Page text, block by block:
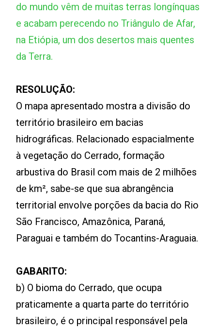
do mundo vêm de muitas terras longínquas
e acabam perecendo no Triângulo de Afar,
na Etiópia, um dos desertos mais quentes
da Terra.
RESOLUÇÃO:
O mapa apresentado mostra a divisão do
território brasileiro em bacias
hidrográficas. Relacionado espacialmente
à vegetação do Cerrado, formação
arbustiva do Brasil com mais de 2 milhões
de km², sabe-se que sua abrangência
territorial envolve porções da bacia do Rio
São Francisco, Amazônica, Paraná,
Paraguai e também do Tocantins-Araguaia.
GABARITO:
b) O bioma do Cerrado, que ocupa
praticamente a quarta parte do território
brasileiro, é o principal responsável pela